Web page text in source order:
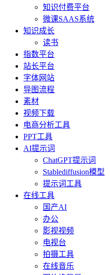
知识付费平台
微课SAAS系统
知识成长
读书
指数平台
站长平台
字体网站
导图流程
素材
视频下载
电商分析工具
PPT工具
AI提示词
ChatGPT提示词
Stablediffusion模型
提示词工具
在线工具
国产AI
办公
影视视频
电视台
拍摄工具
在线音乐